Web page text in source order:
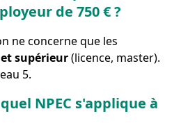
de 750 € ?
ne concerne que les
supérieur(licence, master).
5.
NPEC s'applique à